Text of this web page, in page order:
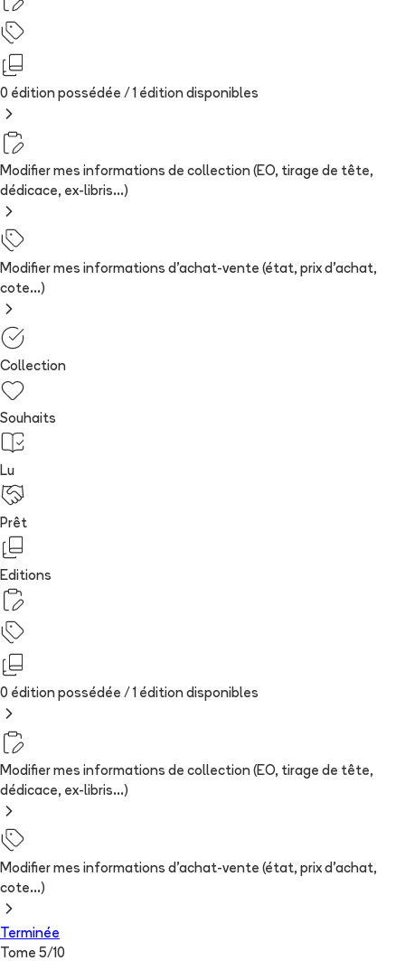
0 édition possédée / 1 édition disponibles
Modifier mes informations de collection (EO, tirage de tête,
dédicace, ex-libris...)
Modifier mes informations d'achat-vente (état, prix d'achat,
cote...)
Collection
Souhaits
Lu
Prêt
Editions
0 édition possédée / 1 édition disponibles
Modifier mes informations de collection (EO, tirage de tête,
dédicace, ex-libris...)
Modifier mes informations d'achat-vente (état, prix d'achat,
cote...)
Terminée
Tome 5/10